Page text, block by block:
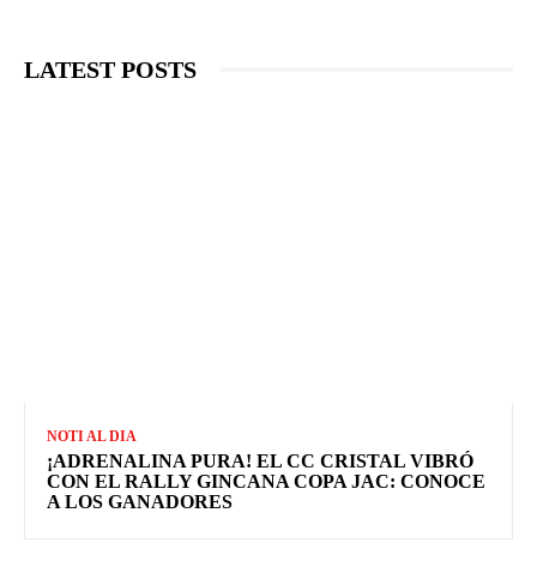
LATEST POSTS
NOTI AL DIA
¡ADRENALINA PURA! EL CC CRISTAL VIBRÓ
CON EL RALLY GINCANA COPA JAC: CONOCE
A LOS GANADORES